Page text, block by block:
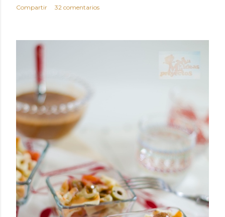
Compartir 32 comentarios